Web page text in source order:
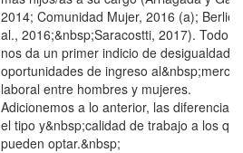
2014; Comunidad Mujer, 2016 (a);
al., 2016;&nbsp;Saracostti, 2017). Todo
nos da un primer indicio de desigualdad
oportunidades de ingreso
laboral entre hombres y mujeres.
Adicionemos a lo anterior, las diferencias
el tipo y&nbsp;calidad de trabajo a los que
pueden optar.&nbsp;